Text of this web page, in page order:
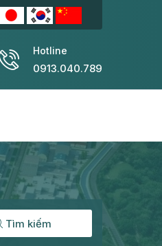
Hotline
0913.040.789
Tìm kiếm